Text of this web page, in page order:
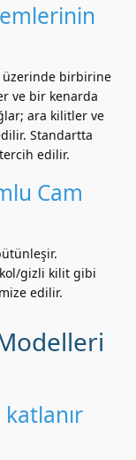
üzerinde birbirine
ve bir kenarda
ara kilitler ve
Standartta
tercih edilir.
Cam
gizli kilit gibi
edilir.
katlanır